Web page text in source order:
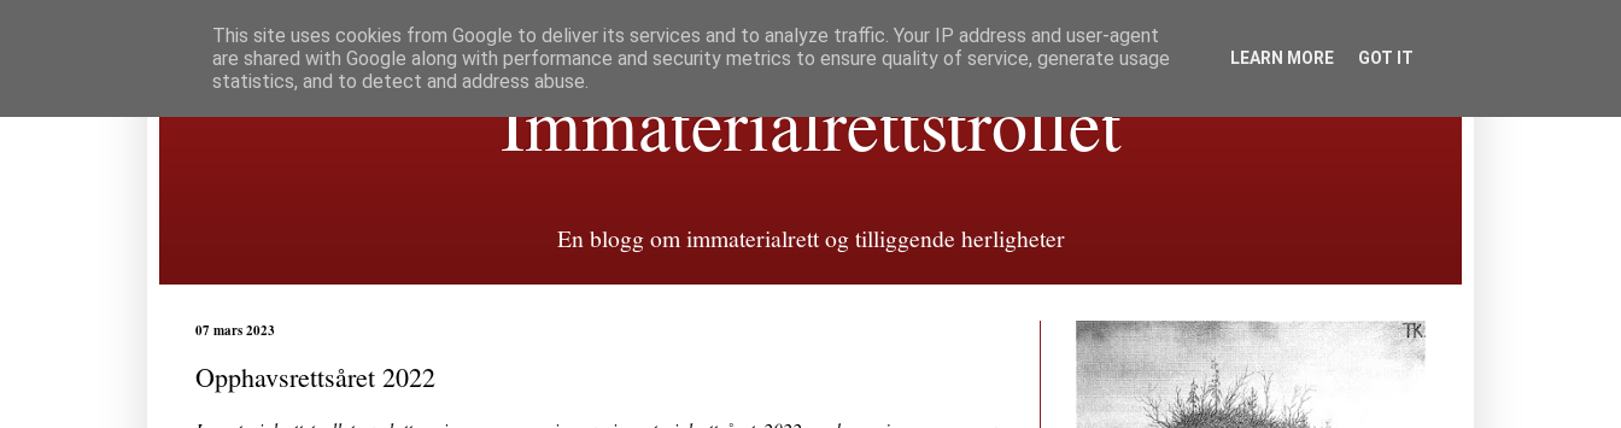
Immaterialretts­trollet
En blogg om immaterialrett og tilliggende herligheter
07 mars 2023
Opphavsrettsåret 2022
This site uses cookies from Google to deliver its services and to analyze traffic. Your IP address and user-agent
are shared with Google along with performance and security metrics to ensure quality of service, generate usage
statistics, and to detect and address abuse.
LEARN MORE GOT IT